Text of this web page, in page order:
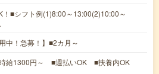
！■シフト例(1)8:00～13:00(2)10:00～
中！急募！】■2カ月～
給1300円～ ■週払いOK ■扶養内OK